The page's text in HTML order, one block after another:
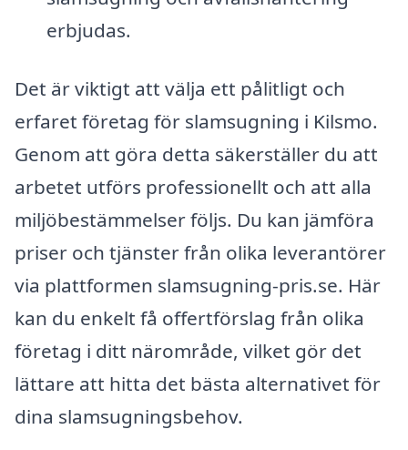
erbjudas.
Det är viktigt att välja ett pålitligt och
erfaret företag för slamsugning i Kilsmo.
Genom att göra detta säkerställer du att
arbetet utförs professionellt och att alla
miljöbestämmelser följs. Du kan jämföra
priser och tjänster från olika leverantörer
via plattformen slamsugning-pris.se. Här
kan du enkelt få offertförslag från olika
företag i ditt närområde, vilket gör det
lättare att hitta det bästa alternativet för
dina slamsugningsbehov.